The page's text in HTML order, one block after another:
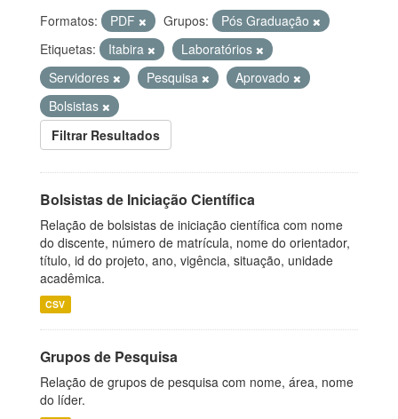
Formatos: PDF Grupos:
Pós Graduação
Etiquetas:
Itabira
Laboratórios
Servidores
Pesquisa
Aprovado
Bolsistas
Filtrar Resultados
Bolsistas de Iniciação Científica
Relação de bolsistas de iniciação científica com nome
do discente, número de matrícula, nome do orientador,
título, id do projeto, ano, vigência, situação, unidade
acadêmica.
CSV
Grupos de Pesquisa
Relação de grupos de pesquisa com nome, área, nome
do líder.